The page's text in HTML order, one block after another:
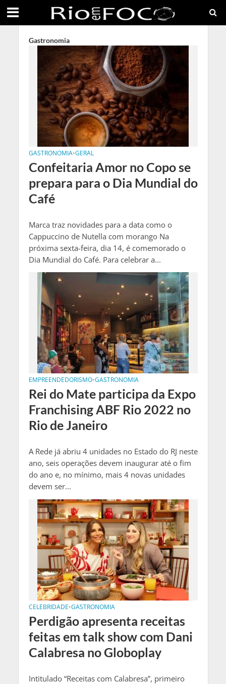
Gastronomia
GASTRONOMIA•GERAL
Confeitaria Amor no Copo se
prepara para o Dia Mundial do
Café
Marca traz novidades para a data como o
Cappuccino de Nutella com morango Na
próxima sexta-feira, dia 14, é comemorado o
Dia Mundial do Café. Para celebrar a...
EMPREENDEDORISMO•GASTRONOMIA
Rei do Mate participa da Expo
Franchising ABF Rio 2022 no
Rio de Janeiro
A Rede já abriu 4 unidades no Estado do RJ neste
ano, seis operações devem inaugurar até o fim
do ano e, no mínimo, mais 4 novas unidades
devem ser...
CELEBRIDADE•GASTRONOMIA
Perdigão apresenta receitas
feitas em talk show com Dani
Calabresa no Globoplay
Intitulado “Receitas com Calabresa”, primeiro